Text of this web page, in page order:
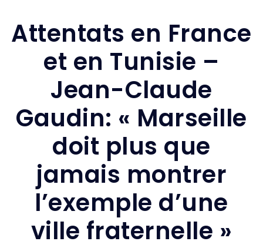
Attentats en France
et en Tunisie –
Jean-Claude
Gaudin: « Marseille
doit plus que
jamais montrer
l’exemple d’une
ville fraternelle »